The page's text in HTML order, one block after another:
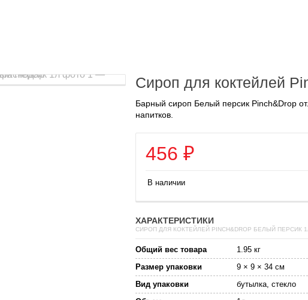
Сироп для коктейлей
Барный сироп Белый персик Pinch&Drop
напитков.
456 ₽
В наличии
ХАРАКТЕРИСТИКИ
СИРОП ДЛЯ КОКТЕЙЛЕЙ PINCH&DROP БЕЛЫЙ ПЕРСИК
Общий вес товара
1.95 кг
Размер упаковки
9 × 9 × 34 см
Вид упаковки
бутылка, стекло